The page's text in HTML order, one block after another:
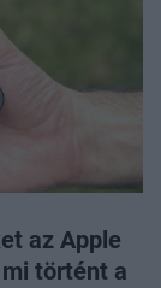
az Apple
történt a